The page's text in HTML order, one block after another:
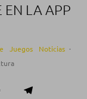
EN LA APP
Juegos Noticias ·